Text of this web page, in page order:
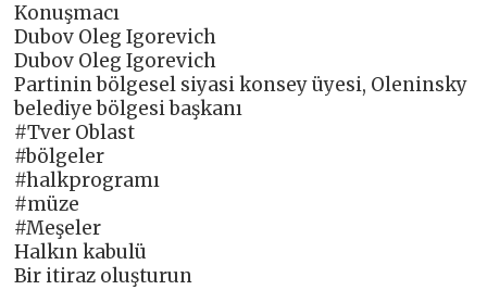
Konuşmacı
Dubov Oleg Igorevich
Dubov Oleg Igorevich
Partinin bölgesel siyasi konsey üyesi, Oleninsky
belediye bölgesi başkanı
#Tver Oblast
#bölgeler
#halkprogramı
#müze
#Meşeler
Halkın kabulü
Bir itiraz oluşturun